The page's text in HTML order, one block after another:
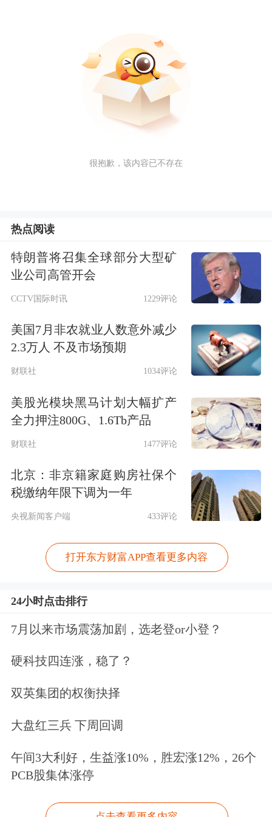
很抱歉，该内容已不存在
热点阅读
特朗普将召集全球部分大型矿
业公司高管开会
CCTV国际时讯 1229评论
美国7月非农就业人数意外减少
2.3万人 不及市场预期
财联社 1034评论
美股光模块黑马计划大幅扩产
全力押注800G、1.6Tb产品
财联社 1477评论
北京：非京籍家庭购房社保个
税缴纳年限下调为一年
央视新闻客户端 433评论
打开东方财富APP查看更多内容
24小时点击排行
7月以来市场震荡加剧，选老登or小登？
硬科技四连涨，稳了？
双英集团的权衡抉择
大盘红三兵 下周回调
午间3大利好，生益涨10%，胜宏涨12%，26个
PCB股集体涨停